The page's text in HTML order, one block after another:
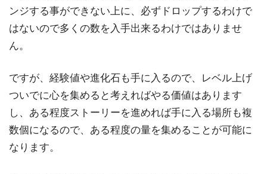
ンジする事ができない上に、必ずドロップするわけで
はないので多くの数を入手出来るわけではありませ
ん。
ですが、経験値や進化石も手に入るので、レベル上げ
ついでに心を集めると考えればやる価値はあります
し、ある程度ストーリーを進めれば手に入る場所も複
数個になるので、ある程度の量を集めることが可能に
なります。